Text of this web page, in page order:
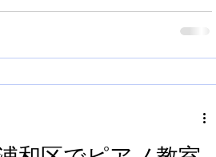
ようかしらね…」 そんなふうに迷
歳？ それとも5歳くらい？小学生